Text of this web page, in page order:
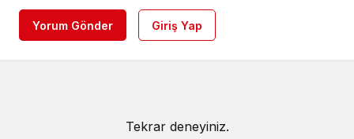
Yorum Gönder Giriş Yap
Tekrar deneyiniz.